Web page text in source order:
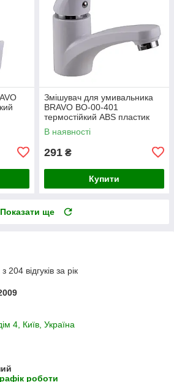
Змішувач для умивальника
BRAVO BO-00-401
термостійкий ABS пластик
В наявності
291 ₴
Купити
Показати ще
204 відгуків за рік
4, Київ, Україна
роботи